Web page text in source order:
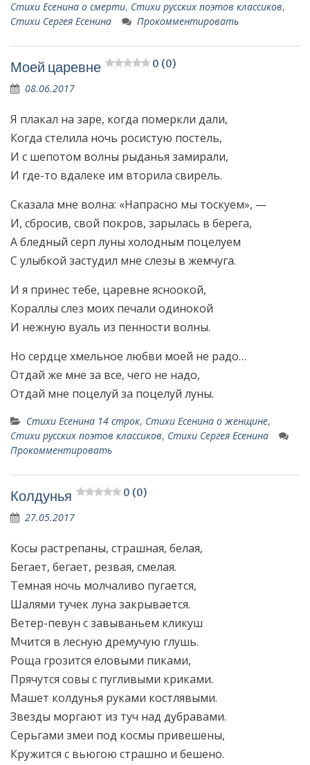
Стихи Есенина о смерти, Стихи русских поэтов классиков,
Стихи Сергея Есенина
Прокомментировать
Моей царевне 0 (0)
08.06.2017
Я плакал на заре, когда померкли дали,
Когда стелила ночь росистую постель,
И с шепотом волны рыданья замирали,
И где-то вдалеке им вторила свирель.
Сказала мне волна: «Напрасно мы тоскуем», —
И, сбросив, свой покров, зарылась в берега,
А бледный серп луны холодным поцелуем
С улыбкой застудил мне слезы в жемчуга.
И я принес тебе, царевне ясноокой,
Кораллы слез моих печали одинокой
И нежную вуаль из пенности волны.
Но сердце хмельное любви моей не радо…
Отдай же мне за все, чего не надо,
Отдай мне поцелуй за поцелуй луны.
Стихи Есенина 14 строк, Стихи Есенина о женщине,
Стихи русских поэтов классиков, Стихи Сергея Есенина
Прокомментировать
Колдунья 0 (0)
27.05.2017
Косы растрепаны, страшная, белая,
Бегает, бегает, резвая, смелая.
Темная ночь молчаливо пугается,
Шалями тучек луна закрывается.
Ветер-певун с завываньем кликуш
Мчится в лесную дремучую глушь.
Роща грозится еловыми пиками,
Прячутся совы с пугливыми криками.
Машет колдунья руками костлявыми.
Звезды моргают из туч над дубравами.
Серьгами змеи под космы привешены,
Кружится с вьюгою страшно и бешено.